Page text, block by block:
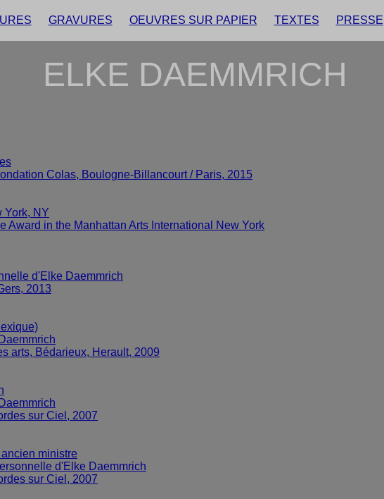
GRAVURES OEUVRES SUR PAPIER TEXTES PRESSE
ELKE DAEMMRICH
Colas, Boulogne-Billancourt / Paris, 2015
York, NY
Award in the Manhattan Arts International New York
d'Elke Daemmrich
2013
arts, Bédarieux, Herault, 2009
sur Ciel, 2007
ministre
d'Elke Daemmrich
sur Ciel, 2007